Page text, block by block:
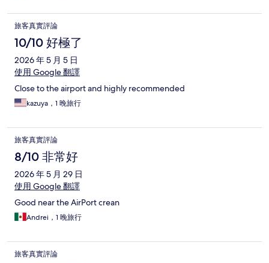
旅客真實評論
10/10 好極了
2026 年 5 月 5 日
使用 Google 翻譯
Close to the airport and highly recommended
kazuya，1 晚旅行
旅客真實評論
8/10 非常好
2026 年 5 月 29 日
使用 Google 翻譯
Good near the AirPort crean
Andrei，1 晚旅行
旅客真實評論